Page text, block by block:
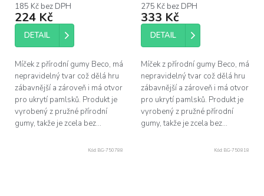
185 Kč bez DPH
224 Kč
DETAIL
Míček z přírodní gumy Beco, má
nepravidelný tvar což dělá hru
zábavnější a zároveň i má otvor
pro ukrytí pamlsků. Produkt je
vyrobený z pružné přírodní
gumy, takže je zcela bez...
275 Kč bez DPH
333 Kč
DETAIL
Míček z přírodní gumy Beco, má
nepravidelný tvar což dělá hru
zábavnější a zároveň i má otvor
pro ukrytí pamlsků. Produkt je
vyrobený z pružné přírodní
gumy, takže je zcela bez...
Kód: BG-750788 Kód: BG-750818